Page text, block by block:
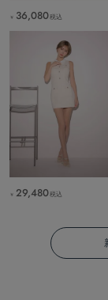
￥ 36,080税込
￥ 29,480税込